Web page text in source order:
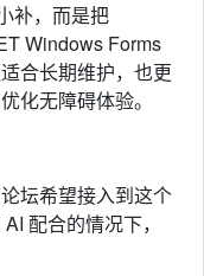
补，而是把
Windows Forms
合长期维护，也更
化无障碍体验。
坛希望接入到这个
配合的情况下，